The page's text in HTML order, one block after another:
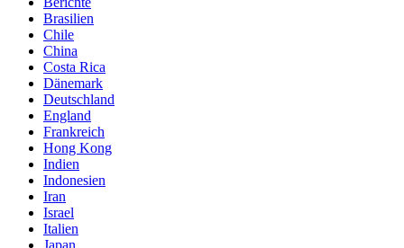
Brasilien
Chile
China
Costa Rica
Dänemark
Deutschland
England
Frankreich
Hong Kong
Indien
Indonesien
Iran
Israel
Italien
Japan